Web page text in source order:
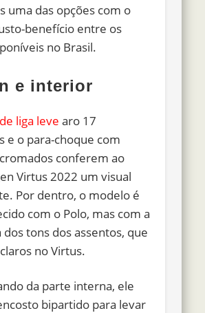
uma das opções com o
benefício entre os
no Brasil.
e interior
liga leve aro 17
e o para-choque com
conferem ao
Virtus 2022 um visual
Por dentro, o modelo é
com o Polo, mas com a
tons dos assentos, que
no Virtus.
da parte interna, ele
bipartido para levar